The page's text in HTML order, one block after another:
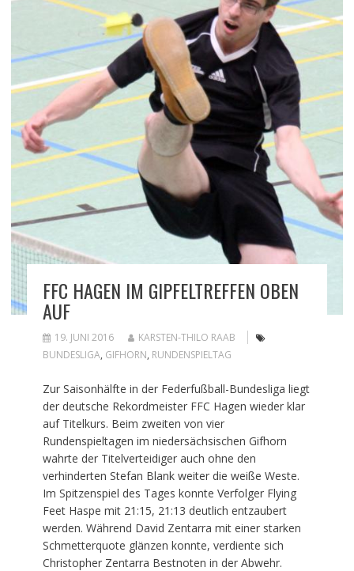
FFC HAGEN IM GIPFELTREFFEN OBEN
AUF
19. JUNI 2016
KARSTEN-THILO RAAB
BUNDESLIGA, GIFHORN, RUNDENSPIELTAG
Zur Saisonhälfte in der Federfußball-Bundesliga liegt
der deutsche Rekordmeister FFC Hagen wieder klar
auf Titelkurs. Beim zweiten von vier
Rundenspieltagen im niedersächsischen Gifhorn
wahrte der Titelverteidiger auch ohne den
verhinderten Stefan Blank weiter die weiße Weste.
Im Spitzenspiel des Tages konnte Verfolger Flying
Feet Haspe mit 21:15, 21:13 deutlich entzaubert
werden. Während David Zentarra mit einer starken
Schmetterquote glänzen konnte, verdiente sich
Christopher Zentarra Bestnoten in der Abwehr.